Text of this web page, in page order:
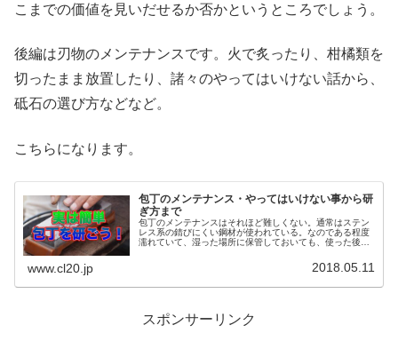
こまでの価値を見いだせるか否かというところでしょう。
後編は刃物のメンテナンスです。火で炙ったり、柑橘類を
切ったまま放置したり、諸々のやってはいけない話から、
砥石の選び方などなど。
こちらになります。
包丁のメンテナンス・やってはいけない事から研
ぎ方まで
包丁のメンテナンスはそれほど難しくない。通常はステン
レス系の錆びにくい鋼材が使われている。なのである程度
濡れていて、湿った場所に保管しておいても、使った後タ
www.cl20.jp 2018.05.11
スポンサーリンク